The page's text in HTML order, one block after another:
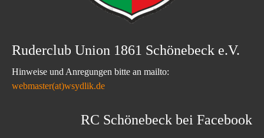
Ruderclub Union 1861 Schönebeck e.V.
Hinweise und Anregungen bitte an mailto:
webmaster(at)wsydlik.de
RC Schönebeck bei Facebook